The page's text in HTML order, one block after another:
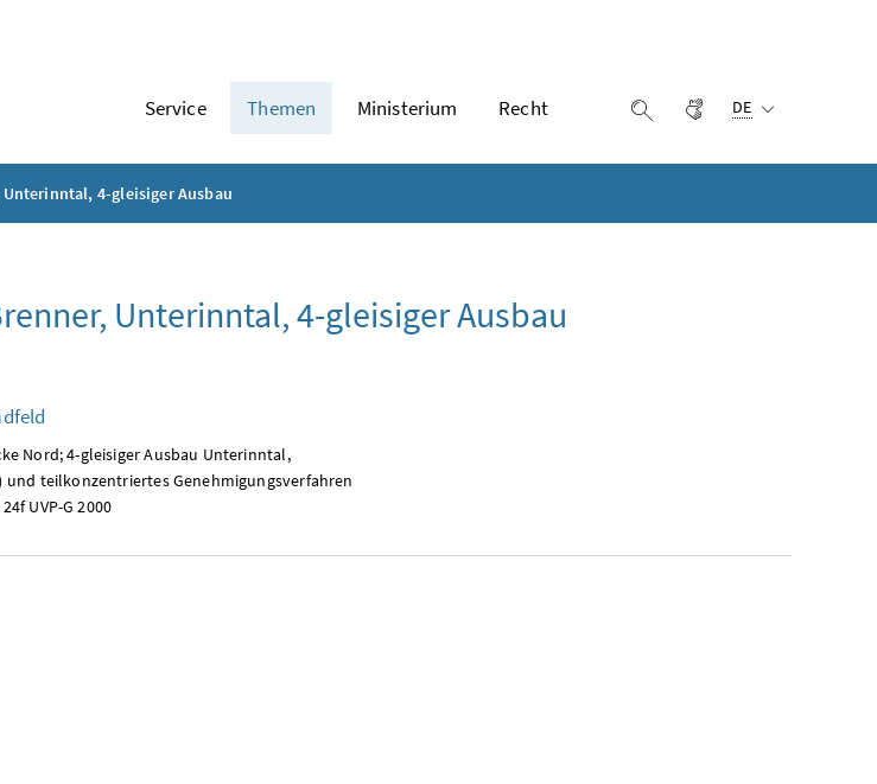
Service Themen Ministerium Recht Suche einblenden
Gebärdensprache
DE
4-gleisiger Ausbau
Unterinntal, 4-gleisiger Ausbau
Nord; 4-gleisiger Ausbau Unterinntal,
teilkonzentriertes Genehmigungsverfahren
UVP-G 2000